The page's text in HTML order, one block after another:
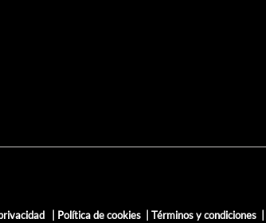
Política de cookies Términos y condiciones